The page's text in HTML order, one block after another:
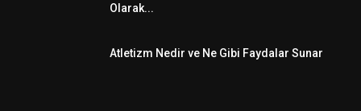
Olarak...
Atletizm Nedir ve Ne Gibi Faydalar Sunar